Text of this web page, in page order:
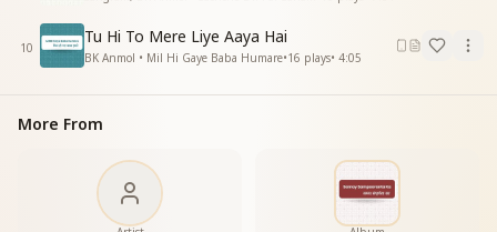
10
Tu Hi To Mere Liye Aaya Hai
BK Anmol • Mil Hi Gaye Baba Humare•16 plays• 4:05
More From